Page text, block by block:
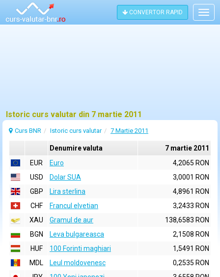
CONVERTOR RAPID
Istoric curs valutar din 7 martie 2011
Curs BNR Istoric curs valutar 7 Martie 2011
Denumire valuta
7 martie 2011
EUR
Euro
4,2065 RON
USD
Dolar SUA
3,0001 RON
GBP
Lira sterlina
4,8961 RON
CHF
Francul elvetian
3,2433 RON
XAU
Gramul de aur
138,6583 RON
BGN
Leva bulgareasca
2,1508 RON
HUF
100 Forinti maghiari
1,5491 RON
MDL
Leul moldovenesc
0,2535 RON